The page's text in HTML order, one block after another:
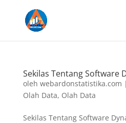
Sekilas Tentang Software
oleh webardonstatistika.com |
Olah Data, Olah Data
Sekilas Tentang Software